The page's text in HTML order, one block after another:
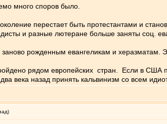
много споров было.
перестает быть протестантами и
и разные лютеране больше заняты
рожденным евангеликам и херазматам.
рядом европейских стран. Если в США
века назад принять кальвинизм со всем